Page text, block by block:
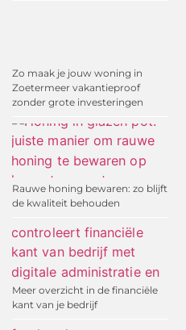
Zo maak je jouw woning in
Zoetermeer vakantieproof
zonder grote investeringen
Rauwe honing bewaren: zo blijft
de kwaliteit behouden
Meer overzicht in de financiële
kant van je bedrijf